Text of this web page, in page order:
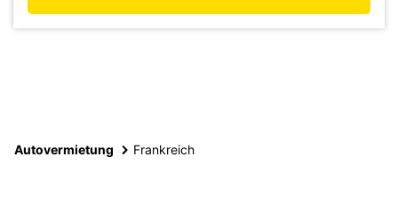
Autovermietung Frankreich